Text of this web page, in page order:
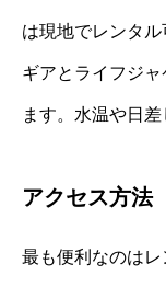
は現地でレンタ
ギアとライフジ
ます。水温や日
アクセス方法
最も便利なのは